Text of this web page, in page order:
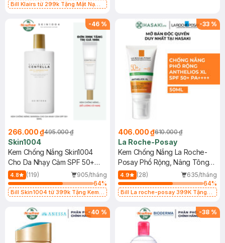
Bill Klairs từ 299k Tặng Mặt Nạ
25ml (SL Có Hạn)
-46 %
266.000 ₫495.000 ₫
Skin1004
Kem Chống Nắng Skin1004
Cho Da Nhạy Cảm SPF 50+
50ml
4.8 (119)
905/tháng
64%
Bill Skin1004 từ 399k Tặng Kem
SPF 50+ 20ml (SL Có Hạn)
-33 %
406.000 ₫610.000 ₫
La Roche-Posay
Kem Chống Nắng La Roche-
Posay Phổ Rộng, Nâng Tông
Kiềm Dầu 50ml
4.9 (28)
635/tháng
64%
Bill La roche-posay 399K Tặng
(SL có hạn)
-40 % -38 %